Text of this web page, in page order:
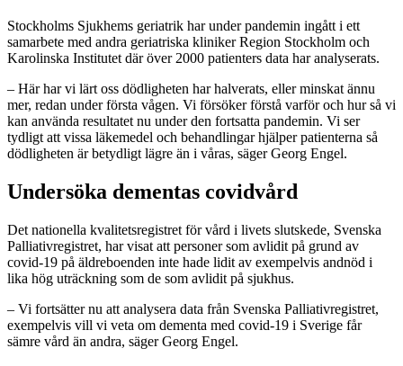
Stockholms Sjukhems geriatrik har under pandemin ingått i ett
samarbete med andra geriatriska kliniker Region Stockholm och
Karolinska Institutet där över 2000 patienters data har analyserats.
– Här har vi lärt oss dödligheten har halverats, eller minskat ännu
mer, redan under första vågen. Vi försöker förstå varför och hur så vi
kan använda resultatet nu under den fortsatta pandemin. Vi ser
tydligt att vissa läkemedel och behandlingar hjälper patienterna så
dödligheten är betydligt lägre än i våras, säger Georg Engel.
Undersöka dementas covidvård
Det nationella kvalitetsregistret för vård i livets slutskede, Svenska
Palliativregistret, har visat att personer som avlidit på grund av
covid-19 på äldreboenden inte hade lidit av exempelvis andnöd i
lika hög uträckning som de som avlidit på sjukhus.
– Vi fortsätter nu att analysera data från Svenska Palliativregistret,
exempelvis vill vi veta om dementa med covid-19 i Sverige får
sämre vård än andra, säger Georg Engel.